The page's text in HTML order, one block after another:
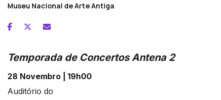
Museu Nacional de Arte Antiga
Temporada de Concertos Antena 2
28 Novembro | 19h00
Auditório do